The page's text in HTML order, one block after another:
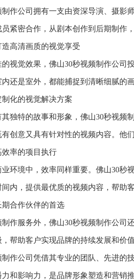
制作公司拥有一支由资深导演、摄影
紧密合作，从剧本创作到后期制作
高清画质的视觉享受
视觉效果，佛山30秒视频制作公司
还是室外，都能捕捉到清晰细腻的
化的视觉解决方案
独特的故事和形象，佛山30秒视频
有创意又具有针对性的视频内容。他
率的项目执行
环境中，效率同样重要。佛山30秒
间内，提供最优质的视频内容，帮助
合作伙伴的首选
制作服务外，佛山30秒视频制作公司
帮助客户实现品牌的持续发展和价
制作公司凭借其专业的团队、先进的
和影响力，是品牌形象塑造和营销